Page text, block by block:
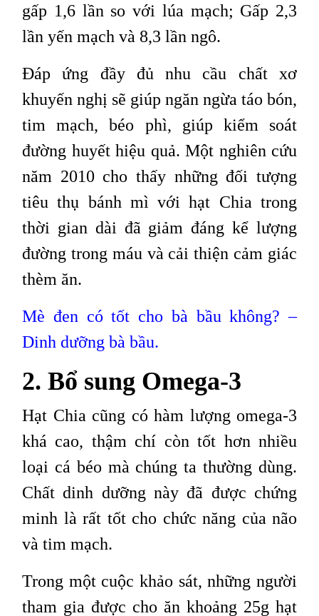
gấp 1,6 lần so với lúa mạch; Gấp 2,3
lần yến mạch và 8,3 lần ngô.
Đáp ứng đầy đủ nhu cầu chất xơ
khuyến nghị sẽ giúp ngăn ngừa táo bón,
tim mạch, béo phì, giúp kiểm soát
đường huyết hiệu quả. Một nghiên cứu
năm 2010 cho thấy những đối tượng
tiêu thụ bánh mì với hạt Chia trong
thời gian dài đã giảm đáng kể lượng
đường trong máu và cải thiện cảm giác
thèm ăn.
Mè đen có tốt cho bà bầu không? –
Dinh dưỡng bà bầu.
2. Bổ sung Omega-3
Hạt Chia cũng có hàm lượng omega-3
khá cao, thậm chí còn tốt hơn nhiều
loại cá béo mà chúng ta thường dùng.
Chất dinh dưỡng này đã được chứng
minh là rất tốt cho chức năng của não
và tim mạch.
Trong một cuộc khảo sát, những người
tham gia được cho ăn khoảng 25g hạt